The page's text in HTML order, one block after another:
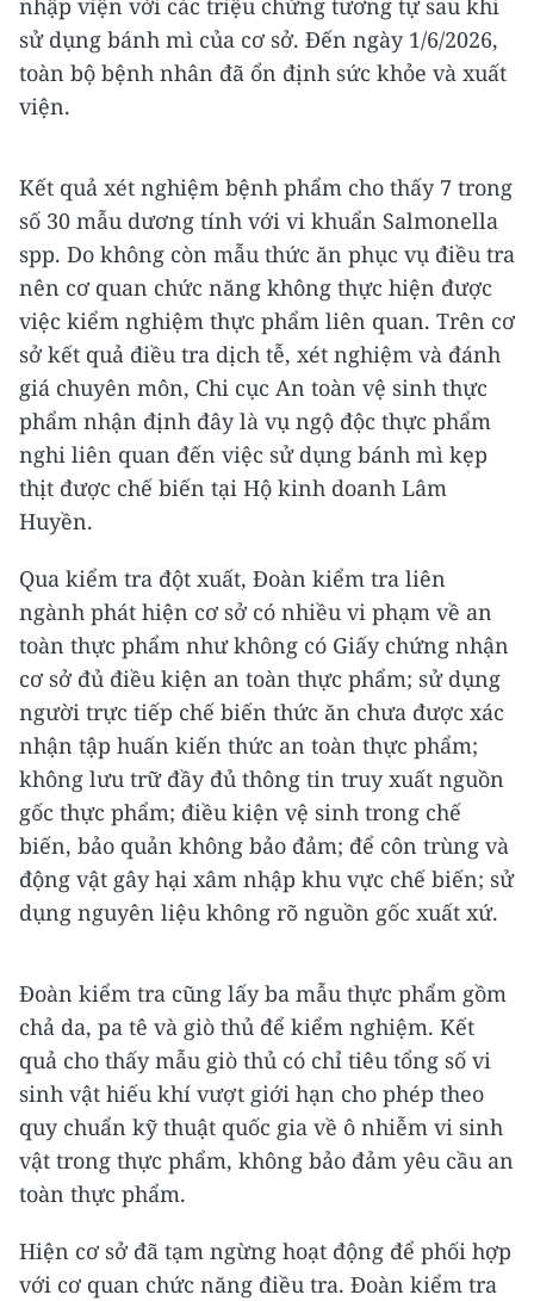
nhập viện với các triệu chứng tương tự sau khi
sử dụng bánh mì của cơ sở. Đến ngày 1/6/2026,
toàn bộ bệnh nhân đã ổn định sức khỏe và xuất
viện.
Kết quả xét nghiệm bệnh phẩm cho thấy 7 trong
số 30 mẫu dương tính với vi khuẩn Salmonella
spp. Do không còn mẫu thức ăn phục vụ điều tra
nên cơ quan chức năng không thực hiện được
việc kiểm nghiệm thực phẩm liên quan. Trên cơ
sở kết quả điều tra dịch tễ, xét nghiệm và đánh
giá chuyên môn, Chi cục An toàn vệ sinh thực
phẩm nhận định đây là vụ ngộ độc thực phẩm
nghi liên quan đến việc sử dụng bánh mì kẹp
thịt được chế biến tại Hộ kinh doanh Lâm
Huyền.
Qua kiểm tra đột xuất, Đoàn kiểm tra liên
ngành phát hiện cơ sở có nhiều vi phạm về an
toàn thực phẩm như không có Giấy chứng nhận
cơ sở đủ điều kiện an toàn thực phẩm; sử dụng
người trực tiếp chế biến thức ăn chưa được xác
nhận tập huấn kiến thức an toàn thực phẩm;
không lưu trữ đầy đủ thông tin truy xuất nguồn
gốc thực phẩm; điều kiện vệ sinh trong chế
biến, bảo quản không bảo đảm; để côn trùng và
động vật gây hại xâm nhập khu vực chế biến; sử
dụng nguyên liệu không rõ nguồn gốc xuất xứ.
Đoàn kiểm tra cũng lấy ba mẫu thực phẩm gồm
chả da, pa tê và giò thủ để kiểm nghiệm. Kết
quả cho thấy mẫu giò thủ có chỉ tiêu tổng số vi
sinh vật hiếu khí vượt giới hạn cho phép theo
quy chuẩn kỹ thuật quốc gia về ô nhiễm vi sinh
vật trong thực phẩm, không bảo đảm yêu cầu an
toàn thực phẩm.
Hiện cơ sở đã tạm ngừng hoạt động để phối hợp
với cơ quan chức năng điều tra. Đoàn kiểm tra